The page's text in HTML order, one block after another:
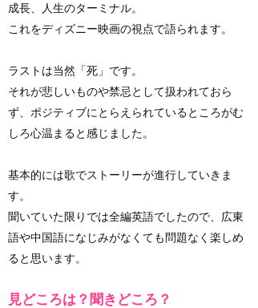
成長、人生のターミナル。
これをディズニー映画の視点で語られます。
ラストは当然「死」です。
それが悲しいものや禁忌として扱われておら
ず、ポジティブにとらえられているところがむ
しろ心温まると感じました。
基本的には歌でストーリーが進行していきま
す。
聞いていた限りでは全編英語でしたので、広東
語や中国語になじみがなくても問題なく楽しめ
ると思います。
見どころは？聞きどころ？